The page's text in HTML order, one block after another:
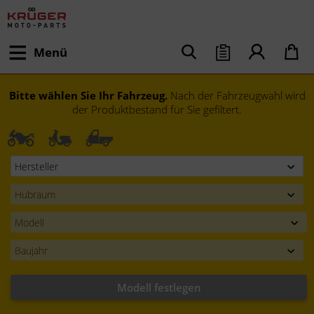
Menü
Bitte wählen Sie Ihr Fahrzeug. Nach der Fahrzeugwahl wird
der Produktbestand für Sie gefiltert.
Modell festlegen